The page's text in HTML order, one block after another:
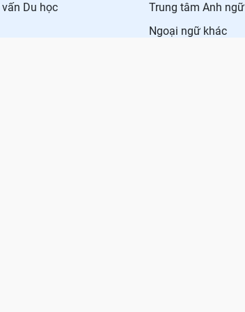
Du học
Trung tâm Anh ngữ
Ngoại ngữ khác